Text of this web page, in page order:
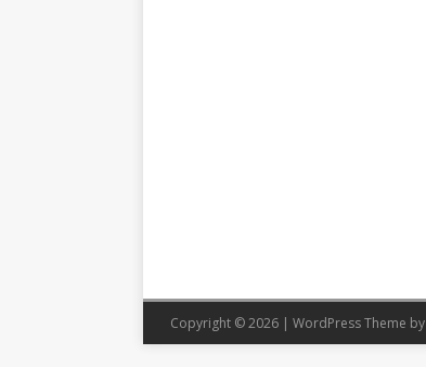
Copyright © 2026 | WordPress Theme by